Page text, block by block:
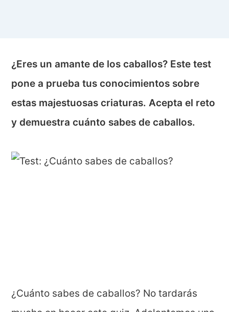
¿Eres un amante de los caballos? Este test
pone a prueba tus conocimientos sobre
estas majestuosas criaturas. Acepta el reto
y demuestra cuánto sabes de caballos.
¿Cuánto sabes de caballos? No tardarás